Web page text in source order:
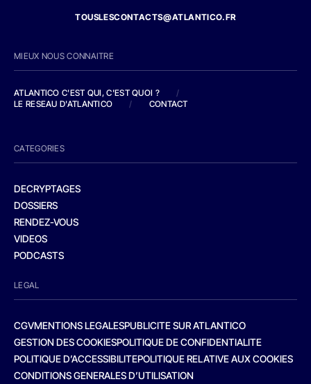
TOUSLESCONTACTS@ATLANTICO.FR
MIEUX NOUS CONNAITRE
ATLANTICO C'EST QUI, C'EST QUOI ?
/
LE RESEAU D'ATLANTICO
/ CONTACT
CATEGORIES
DECRYPTAGES
DOSSIERS
RENDEZ-VOUS
VIDEOS
PODCASTS
LEGAL
CGVMENTIONS LEGALESPUBLICITE SUR ATLANTICO
GESTION DES COOKIESPOLITIQUE DE CONFIDENTIALITE
POLITIQUE D’ACCESSIBILITEPOLITIQUE RELATIVE AUX COOKIES
CONDITIONS GENERALES D’UTILISATION